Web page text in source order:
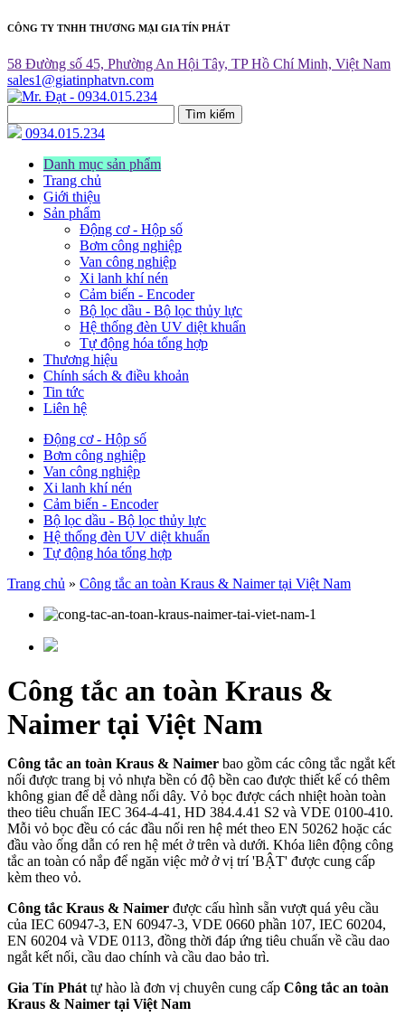
CÔNG TY TNHH THƯƠNG MẠI GIA TÍN PHÁT
58 Đường số 45, Phường An Hội Tây, TP Hồ Chí Minh, Việt Nam
sales1@giatinphatvn.com
Tìm kiếm
0934.015.234
Danh mục sản phẩm
Trang chủ
Giới thiệu
Sản phẩm
Động cơ - Hộp số
Bơm công nghiệp
Van công nghiệp
Xi lanh khí nén
Cảm biến - Encoder
Bộ lọc dầu - Bộ lọc thủy lực
Hệ thống đèn UV diệt khuẩn
Tự động hóa tổng hợp
Thương hiệu
Chính sách & điều khoản
Tin tức
Liên hệ
Động cơ - Hộp số
Bơm công nghiệp
Van công nghiệp
Xi lanh khí nén
Cảm biến - Encoder
Bộ lọc dầu - Bộ lọc thủy lực
Hệ thống đèn UV diệt khuẩn
Tự động hóa tổng hợp
Trang chủ » Công tắc an toàn Kraus & Naimer tại Việt Nam
Công tắc an toàn Kraus &
Naimer tại Việt Nam
Công tắc an toàn Kraus & Naimer bao gồm các công tắc ngắt kết
nối được trang bị vỏ nhựa bền có độ bền cao được thiết kế có thêm
không gian để dễ dàng nối dây. Vỏ bọc được cách nhiệt hoàn toàn
theo tiêu chuẩn IEC 364-4-41, HD 384.4.41 S2 và VDE 0100-410.
Mỗi vỏ bọc đều có các đầu nối ren hệ mét theo EN 50262 hoặc các
đầu vào ống dẫn có ren hệ mét ở trên và dưới. Khóa liên động công
tắc an toàn có nắp để ngăn việc mở ở vị trí 'BẬT' được cung cấp
kèm theo vỏ.
Công tắc Kraus & Naimer được cấu hình sẵn vượt quá yêu cầu
của IEC 60947-3, EN 60947-3, VDE 0660 phần 107, IEC 60204,
EN 60204 và VDE 0113, đồng thời đáp ứng tiêu chuẩn về cầu dao
ngắt kết nối, cầu dao chính và cầu dao bảo trì.
Gia Tín Phát tự hào là đơn vị chuyên cung cấp Công tắc an toàn
Kraus & Naimer tại Việt Nam